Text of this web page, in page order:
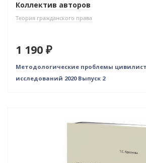
Коллектив авторов
Теория гражданского права
1 190 ₽
Методологические проблемы
исследований 2020 Выпуск 2